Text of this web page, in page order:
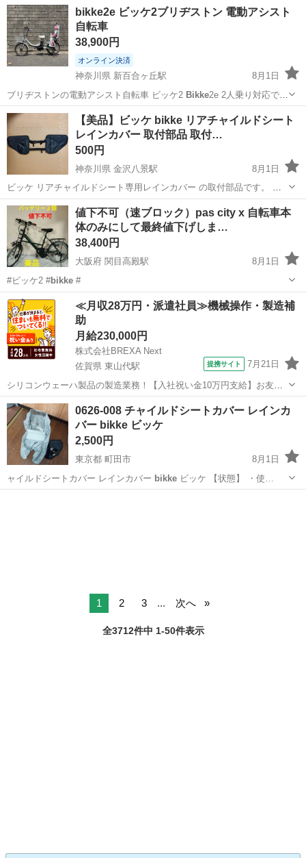
大阪 摂津市 千里丘駅 その他
bikke2e ビッケ2ブリヂストン 電動アシスト
自転車
38,900円
オンライン決済
神奈川県 新百合ヶ丘駅
8月1日
ブリヂストンの電動アシスト自転車 ビッケ2 Bikke2e 2人乗り対応で
す。後部チャイルドシートも付属します。 子供の成長に伴い乗り換え
となりましたため出品します。 ◎付属品 チャイルドシート、バッテリ
ー、説明書、充...
神奈川 川崎市 新百合ヶ丘駅 電動アシスト自転車
【美品】ビッケ bikke リアチャイルドシート
レインカバー 取付部品 取付…
500円
神奈川県 金沢八景駅
8月1日
ビッケ リアチャイルドシート専用レインカバー の取付部品です。 レ
インカバーを新しいものに替えたため、出品いたします。 目立つ汚れ
もなく、問題なく使用できる状態です。 ペット× 喫煙者×
神奈川 横浜市 金沢八景駅 電動アシスト自転車
値下不可（速ブロック）pas city x 自転車本
体のみにして最終値下げしま…
38,400円
大阪府 関目高殿駅
8月1日
#ビッケ2 #bikke#
大阪 大阪市 関目高殿駅 電動アシスト自転車
バッテリー
≪月収28万円・派遣社員≫機械操作・製造補
助
月給230,000円
株式会社BREXA Next
佐賀県 東山代駅
提携サイト 7月21日
シリコンウェーハ製品の製造業務！【入社祝い金10万円支給】お友達
やカップルとの応募OK◎年間休日129日＆休出なしでプライベート充
実♪業務はクリーンルームで快適作業◎自社正社員登用制度あり★1食
300円～の格安食堂あり！《佐...
佐賀 伊万里市 その他
0626-008 チャイルドシートカバー レインカ
バー bikke ビッケ
2,500円
東京都 町田市
8月1日
ャイルドシートカバー レインカバー bikke ビッケ 【状態】 ・使…
1 2 3 ... 次へ
全3712件中 1-50件表示